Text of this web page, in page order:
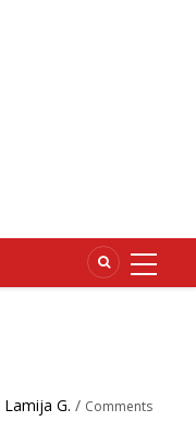
Lamija G. / Comments